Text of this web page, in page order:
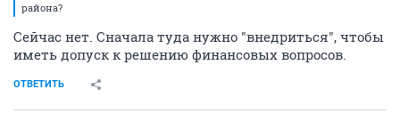
района?
Сейчас нет. Сначала туда нужно "внедриться", чтобы
иметь допуск к решению финансовых вопросов.
ОТВЕТИТЬ